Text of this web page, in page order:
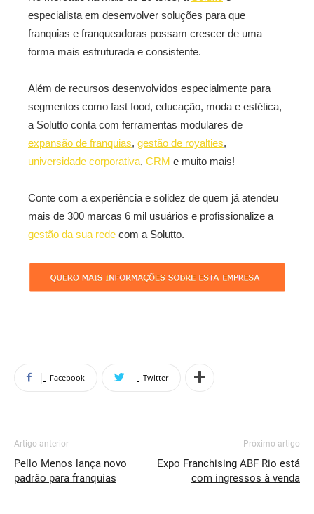
especialista em desenvolver soluções para que
franquias e franqueadoras possam crescer de uma
forma mais estruturada e consistente.
Além de recursos desenvolvidos especialmente para
segmentos como fast food, educação, moda e estética,
a Solutto conta com ferramentas modulares de
expansão de franquias, gestão de royalties,
universidade corporativa, CRM e muito mais!
Conte com a experiência e solidez de quem já atendeu
mais de 300 marcas 6 mil usuários e profissionalize a
gestão da sua rede com a Solutto.
Facebook Twitter
Artigo anterior
Pello Menos lança novo
padrão para franquias
Próximo artigo
Expo Franchising ABF Rio está
com ingressos à venda